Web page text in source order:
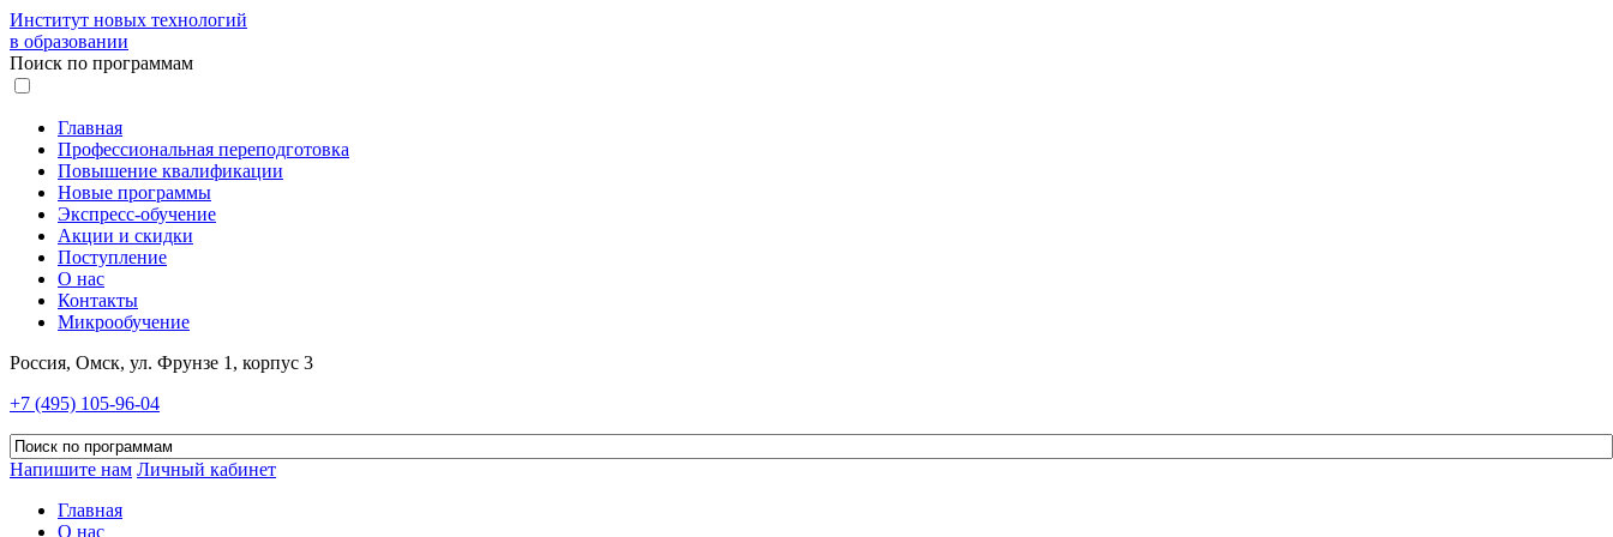
Институт новых технологий
в образовании
Поиск по программам
Главная
Профессиональная переподготовка
Повышение квалификации
Новые программы
Экспресс-обучение
Акции и скидки
Поступление
О нас
Контакты
Микрообучение
Россия, Омск, ул. Фрунзе 1, корпус 3
+7 (495) 105-96-04
Напишите нам Личный кабинет
Главная
О нас